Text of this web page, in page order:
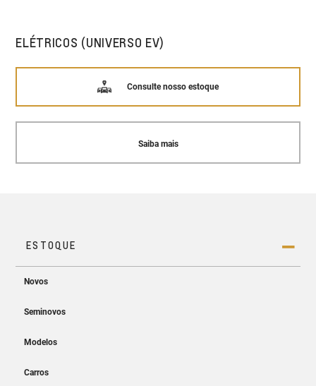
ELÉTRICOS (UNIVERSO EV)
Consulte nosso estoque
Saiba mais